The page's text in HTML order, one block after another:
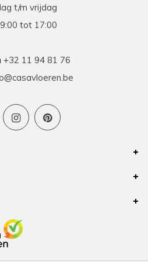
de keuze als plaatsing
.
het van hun eigen merk
met een goede
bovenverdieping ook
halen. Ze hebben nog
voor elk budget. Ook deze
tevreden.
t/m vrijdag
tot 17:00
+32 11 94 81 76